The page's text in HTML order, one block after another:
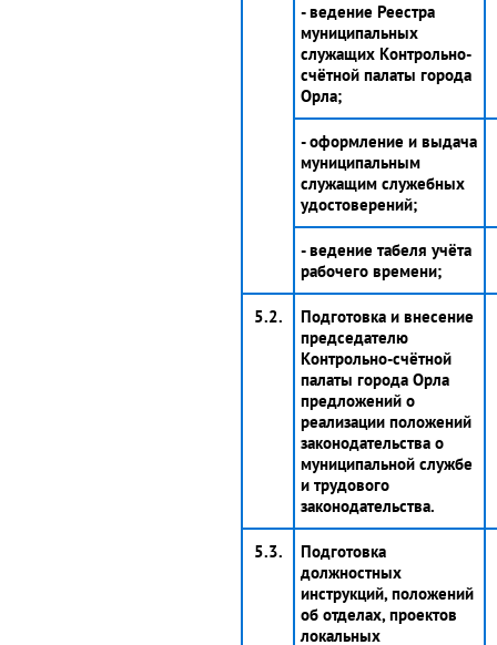
- ведение Реестра
муниципальных
служащих Контрольно-
счётной палаты города
Орла;
- оформление и выдача
муниципальным
служащим служебных
удостоверений;
- ведение табеля учёта
рабочего времени;
5.2.
Подготовка и внесение
председателю
Контрольно-счётной
палаты города Орла
предложений о
реализации положений
законодательства о
муниципальной службе
и трудового
законодательства.
5.3.
Подготовка
должностных
инструкций, положений
об отделах, проектов
локальных